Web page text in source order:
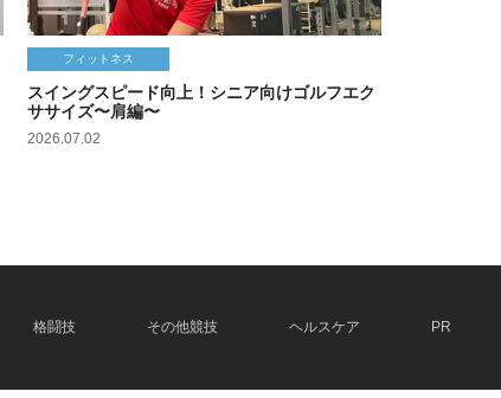
フィットネス
スイングスピード向上！シニア向けゴルフエク
ササイズ〜肩編〜
2026.07.02
格闘技 その他競技 ヘルスケア PR